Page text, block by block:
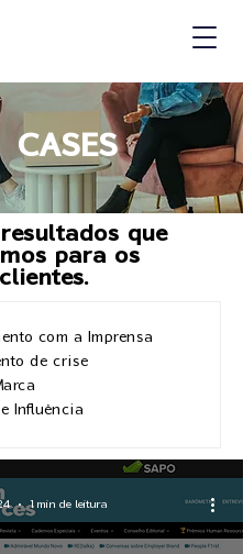
CASES
que
para os
com a Imprensa
de crise
Influência
1 min de leitura